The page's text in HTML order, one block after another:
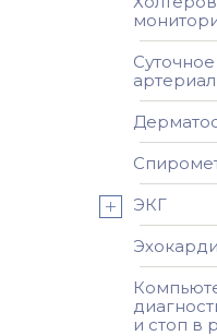
ЭКГ
и стоп в